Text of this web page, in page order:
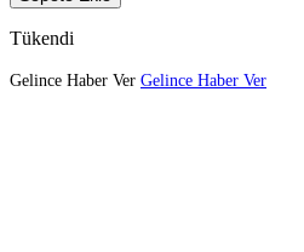
Tükendi
Gelince Haber Ver Gelince Haber Ver